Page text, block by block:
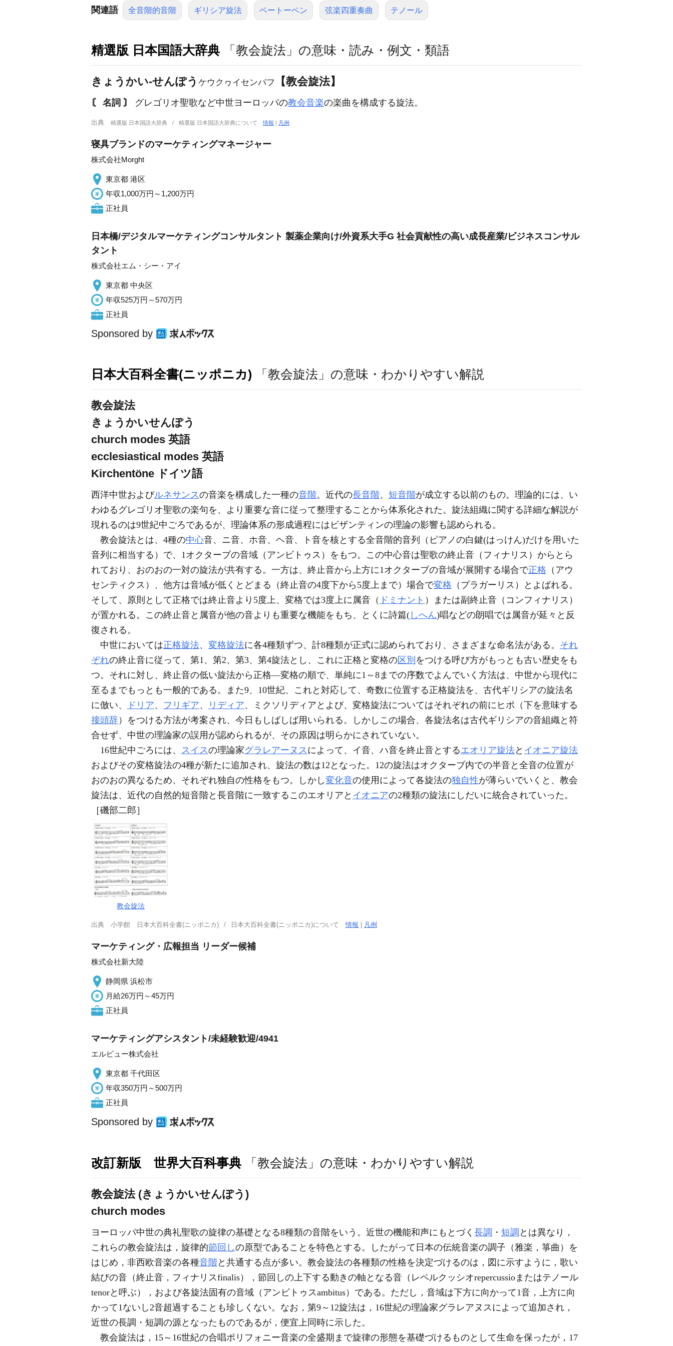
関連語 全音階的音階 ギリシア旋法 ベートーベン 弦楽四重奏曲 テノール
精選版 日本国語大辞典 「教会旋法」の意味・読み・例文・類語
きょうかい‐せんぽう ケウクヮイセンパフ 【教会旋法】
〘 名詞 〙 グレゴリオ聖歌など中世ヨーロッパの教会音楽の楽曲を構成する旋法。
出典 精選版 日本国語大辞典 精選版 日本国語大辞典について情報 | 凡例
寝具ブランドのマーケティングマネージャー
株式会社Morght
東京都 港区
年収1,000万円～1,200万円
正社員
日本橋/デジタルマーケティングコンサルタント 製薬企業向け/外資系大手G 社会貢献性の高い成長産業/ビジネスコンサル
タント
株式会社エム・シー・アイ
東京都 中央区
年収525万円～570万円
正社員
Sponsored by
日本大百科全書(ニッポニカ) 「教会旋法」の意味・わかりやすい解説
教会旋法
きょうかいせんぽう
church modes 英語
ecclesiastical modes 英語
Kirchentöne ドイツ語
西洋中世およびルネサンスの音楽を構成した一種の音階。近代の長音階、 短音階が成立する以前のもの。理論的には、い
わゆるグレゴリオ聖歌の楽句を、より重要な音に従って整理することから体系化された。旋法組織に関する詳細な解説が
現れるのは9世紀中ごろであるが、理論体系の形成過程にはビザンティンの理論の影響も認められる。
教会旋法とは、4種の中心音、ニ音、ホ音、ヘ音、ト音を核とする全音階的音列（ピアノの白鍵(はっけん)だけを用いた
音列に相当する）で、1オクターブの音域（アンビトゥス）をもつ。この中心音は聖歌の終止音（フィナリス）からとら
れており、おのおの一対の旋法が共有する。一方は、終止音から上方に1オクターブの音域が展開する場合で正格 （アウ
センティクス）、他方は音域が低くとどまる（終止音の4度下から5度上まで）場合で変格 （プラガーリス）とよばれる。
そして、原則として正格では終止音より5度上、変格では3度上に属音（ ドミナント ）または副終止音（コンフィナリス）
が置かれる。この終止音と属音が他の音よりも重要な機能をもち、とくに詩篇( しへん)唱などの朗唱では属音が延々と反
復される。
中世においては正格旋法、 変格旋法に各4種類ずつ、計8種類が正式に認められており、さまざまな命名法がある。 それ
ぞれの終止音に従って、第1、第2、第3、第4旋法とし、これに正格と変格の区別 をつける呼び方がもっとも古い歴史をも
つ。それに対し、終止音の低い旋法から正格―変格の順で、単純に1～8までの序数でよんでいく方法は、中世から現代に
至るまでもっとも一般的である。また9、10世紀、これと対応して、奇数に位置する正格旋法を、古代ギリシアの旋法名
に倣い、
ドリア、 フリギア、 リディア、ミクソリディアとよび、変格旋法についてはそれぞれの前にヒポ（下を意味する
接頭辞）をつける方法が考案され、今日もしばしば用いられる。しかしこの場合、各旋法名は古代ギリシアの音組織と符
合せず、中世の理論家の誤用が認められるが、その原因は明らかにされていない。
16世紀中ごろには、 スイスの理論家グラレアーヌスによって、イ音、ハ音を終止音とするエオリア旋法と イオニア旋法
およびその変格旋法の4種が新たに追加され、旋法の数は12となった。12の旋法はオクターブ内での半音と全音の位置が
おのおの異なるため、それぞれ独自の性格をもつ。しかし変化音の使用によって各旋法の独自性が薄らいでいくと、教会
旋法は、近代の自然的短音階と長音階に一致するこのエオリアと イオニアの2種類の旋法にしだいに統合されていった。
［磯部二郎］
教会旋法
出典 小学館 日本大百科全書(ニッポニカ) 日本大百科全書(ニッポニカ)について情報 凡例
マーケティング・広報担当 リーダー候補
株式会社新大陸
静岡県 浜松市
月給26万円～45万円
正社員
マーケティングアシスタント/未経験歓迎/4941
エルビュー株式会社
東京都 千代田区
年収350万円～500万円
正社員
Sponsored by
改訂新版 世界大百科事典 「教会旋法」の意味・わかりやすい解説
教会旋法 (きょうかいせんぽう)
church modes
ヨーロッパ中世の典礼聖歌の旋律の基礎となる8種類の音階をいう。近世の機能和声にもとづく 長調 ・ 短調 とは異なり，
これらの教会旋法は，旋律的節回しの原型であることを特色とする。したがって日本の伝統音楽の調子（雅楽，箏曲）を
はじめ，非西欧音楽の各種音階と共通する点が多い。教会旋法の各種類の性格を決定づけるのは，図に示すように，歌い
結びの音（終止音，フィナリスfinalis），節回しの上下する動きの軸となる音（レペルクッシオrepercussioまたはテノール
tenorと呼ぶ），および各旋法固有の音域（アンビトゥスambitus）である。ただし，音域は下方に向かって1音，上方に向
かって1ないし2音超過することも珍しくない。なお，第9～12旋法は，16世紀の理論家グラレアヌスによって追加され，
近世の長調・短調の源となったものであるが，便宜上同時に示した。
教会旋法は，15～16世紀の合唱ポリフォニー音楽の全盛期まで旋律の形態を基礎づけるものとして生命を保ったが，17